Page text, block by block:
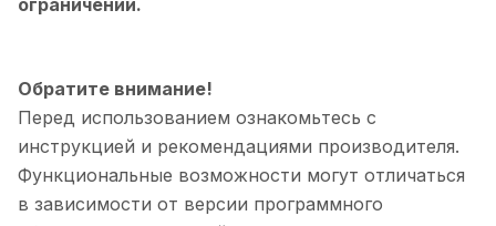
Обратите внимание!
Перед использованием ознакомьтесь с
инструкцией и рекомендациями производителя.
Функциональные возможности могут отличаться
в зависимости от версии программного